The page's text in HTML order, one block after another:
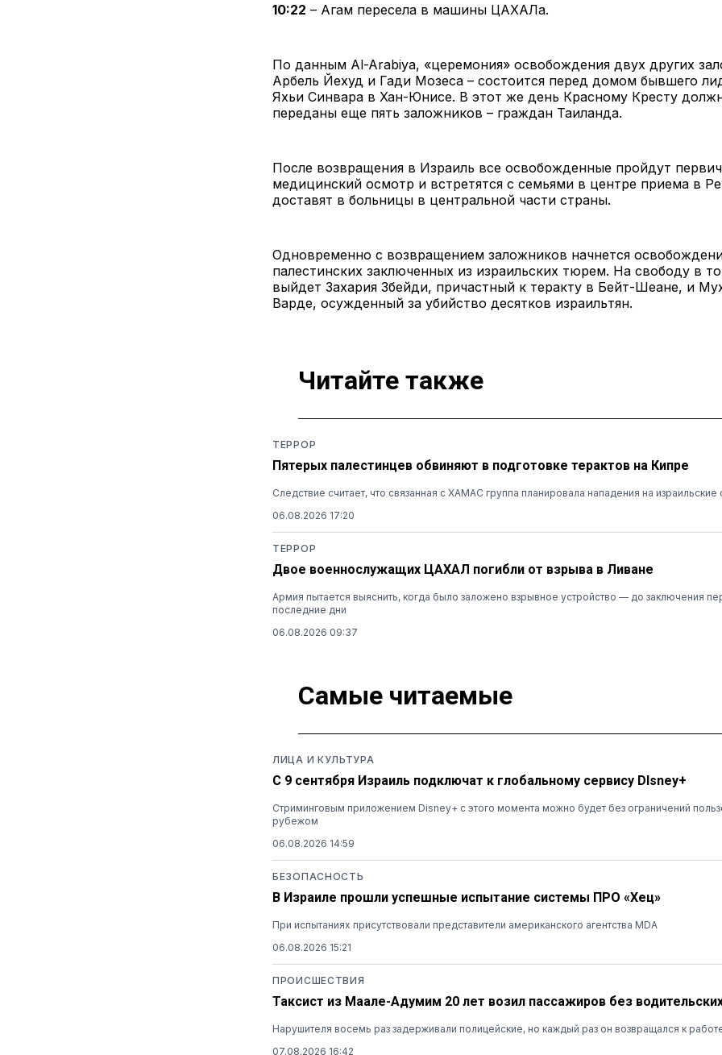
10:22 – Агам пересела в машины ЦАХАЛа.
По данным Al-Arabiya, «церемония» освобождения двух других
Арбель Йехуд и Гади Мозеса – состоится перед домом бывшего
Яхьи Синвара в Хан-Юнисе. В этот же день Красному Кресту
переданы еще пять заложников – граждан Таиланда.
После возвращения в Израиль все освобожденные пройдут
медицинский осмотр и встретятся с семьями в центре приема в
доставят в больницы в центральной части страны.
Одновременно с возвращением заложников начнется
палестинских заключенных из израильских тюрем. На свободу в
выйдет Захария Збейди, причастный к теракту в Бейт-Шеане, и
Варде, осужденный за убийство десятков израильтян.
Читайте также
ТЕРРОР
Пятерых палестинцев обвиняют в подготовке терактов на Кипре
Следствие считает, что связанная с ХАМАС группа планировала нападения на израильские
06.08.2026 17:20
ТЕРРОР
Двое военнослужащих ЦАХАЛ погибли от взрыва в Ливане
Армия пытается выяснить, когда было заложено взрывное устройство — до заключения
последние дни
06.08.2026 09:37
Самые читаемые
ЛИЦА И КУЛЬТУРА
С 9 сентября Израиль подключат к глобальному сервису DIsney+
Стриминговым приложением Disney+ с этого момента можно будет без ограничений
рубежом
06.08.2026 14:59
БЕЗОПАСНОСТЬ
В Израиле прошли успешные испытание системы ПРО «Хец»
При испытаниях присутствовали представители американского агентства MDA
06.08.2026 15:21
ПРОИСШЕСТВИЯ
Таксист из Маале-Адумим 20 лет возил пассажиров без
Нарушителя восемь раз задерживали полицейские, но каждый раз он возвращался к
07.08.2026 16:42